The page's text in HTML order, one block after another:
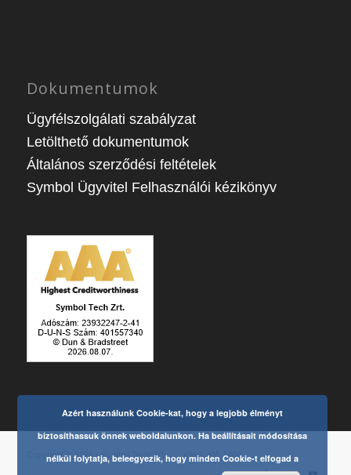
Dokumentumok
Ügyfélszolgálati szabályzat
Letölthető dokumentumok
Általános szerződési feltételek
Symbol Ügyvitel Felhasználói kézikönyv
Copyright © 2026 - Symbol Tech Zrt. +36 1 445 1404
Azért használunk Cookie-kat, hogy a legjobb élményt
biztosíthassuk önnek weboldalunkon. Ha beállításait módosítása
nélkül folytatja, beleegyezik, hogy minden Cookie-t elfogad a